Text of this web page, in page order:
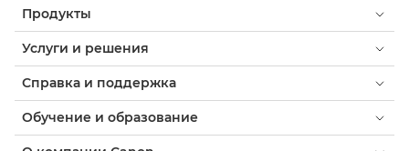
Продукты
Услуги и решения
Справка и поддержка
Обучение и образование